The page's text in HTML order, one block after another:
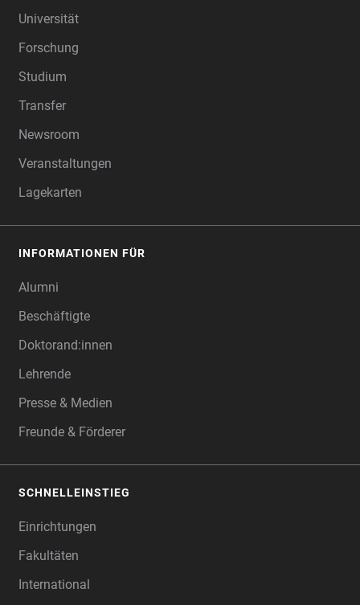
Universität
Forschung
Studium
Transfer
Newsroom
Veranstaltungen
Lagekarten
INFORMATIONEN FÜR
Alumni
Beschäftigte
Doktorand:innen
Lehrende
Presse & Medien
Freunde & Förderer
SCHNELLEINSTIEG
Einrichtungen
Fakultäten
International